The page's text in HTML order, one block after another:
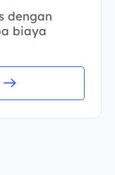
dengan
biaya